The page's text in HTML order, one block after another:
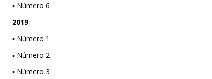
▪ Número 6
2019
▪ Número 1
▪ Número 2
▪ Número 3